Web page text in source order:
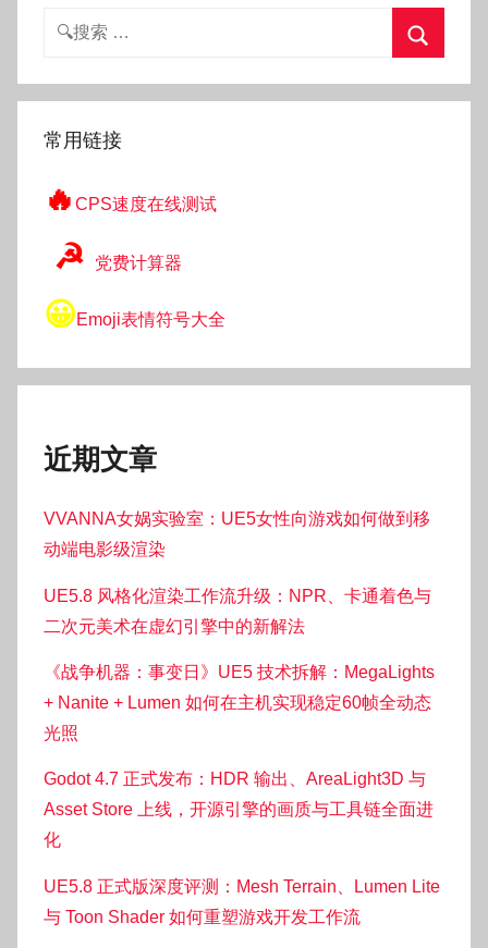
搜
索
常用链接
🔥 CPS速度在线测试
☭ 党费计算器
😀Emoji表情符号大全
近期文章
VVANNA女娲实验室：UE5女性向游戏如何做到移
动端电影级渲染
UE5.8 风格化渲染工作流升级：NPR、卡通着色与
二次元美术在虚幻引擎中的新解法
《战争机器：事变日》UE5 技术拆解：MegaLights
+ Nanite + Lumen 如何在主机实现稳定60帧全动态
光照
Godot 4.7 正式发布：HDR 输出、AreaLight3D 与
Asset Store 上线，开源引擎的画质与工具链全面进
化
UE5.8 正式版深度评测：Mesh Terrain、Lumen Lite
与 Toon Shader 如何重塑游戏开发工作流